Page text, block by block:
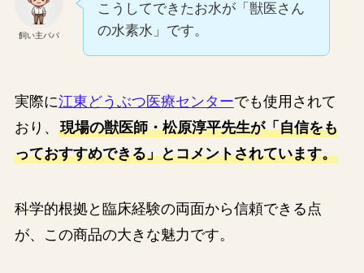
飼い主パパ
こうしてできたお水が「獣医さん
の水素水」です。
実際に江東どうぶつ医療センターでも使用されて
おり、 現場の獣医師・松原淳平先生が「自信をも
っておすすめできる」とコメントされています。
科学的根拠と臨床経験の両面から信頼できる点
が、この商品の大きな魅力です。